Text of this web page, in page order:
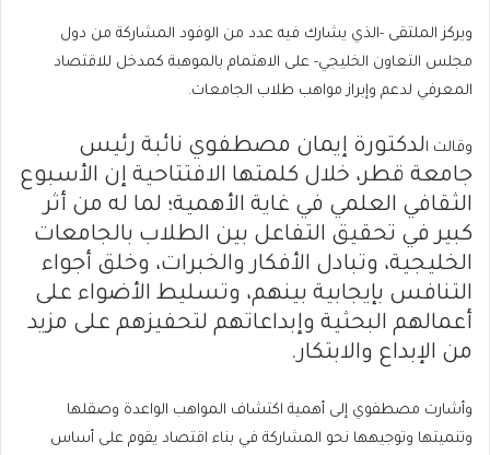
ويركز الملتقى -الذي يشارك فيه عدد من الوفود المشاركة من دول
مجلس التعاون الخليجي- على الاهتمام بالموهبة كمدخل للاقتصاد
المعرفي لدعم وإبراز مواهب طلاب الجامعات.
وقالت الدكتورة إيمان مصطفوي نائبة رئيس
جامعة قطر، خلال كلمتها الافتتاحية إن الأسبوع
الثقافي العلمي في غاية الأهمية؛ لما له من أثر
كبير في تحقيق التفاعل بين الطلاب بالجامعات
الخليجية، وتبادل الأفكار والخبرات، وخلق أجواء
التنافس بإيجابية بينهم، وتسليط الأضواء على
أعمالهم البحثية وإبداعاتهم لتحفيزهم على مزيد
من الإبداع والابتكار.
وأشارت مصطفوي إلى أهمية اكتشاف المواهب الواعدة وصقلها
وتنميتها وتوجيهها نحو المشاركة في بناء اقتصاد يقوم على أساس